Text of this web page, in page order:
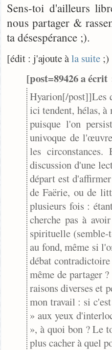
Sens-toi d'ailleurs
nous partager &
ta désespérance ;).
[édit : j'ajoute àla suite ;)
[post=89426 a écrit
Hyarion[/post]]Les
ici tendent, hélas,
puisque l'on
univoque de
les
discussion d'une
départ est
de Faërie, ou de
plusieurs fois :
cherche pas à
spirituelle
au fond, même si
débat
même de partager
raisons diverses et
mon travail : si
» aux yeux
», à quoi bon ? Le
plus cacher à quel